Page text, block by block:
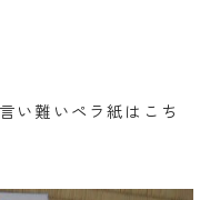
い難いペラ紙はこち